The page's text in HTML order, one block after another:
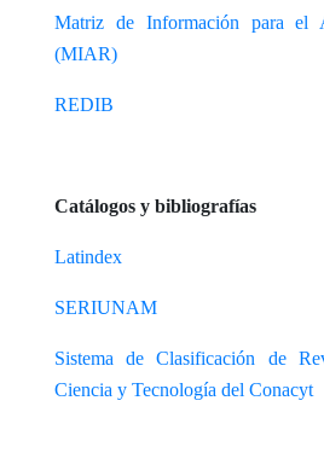
Matriz de Información para el
(MIAR)
REDIB
Catálogos y bibliografías
Latindex
SERIUNAM
Sistema de Clasificación de
Ciencia y Tecnología del Conacyt